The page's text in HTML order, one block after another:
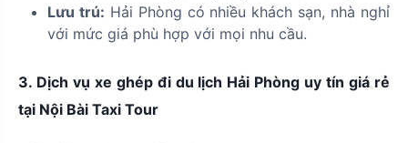
Lưu trú: Hải Phòng có nhiều khách sạn, nhà nghỉ
với mức giá phù hợp với mọi nhu cầu.
3. Dịch vụ xe ghép đi du lịch Hải Phòng uy tín giá rẻ
tại Nội Bài Taxi Tour